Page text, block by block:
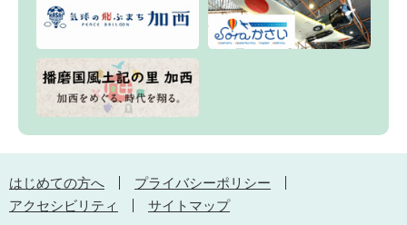
はじめての方へ
プライバシーポリシー
アクセシビリティ
サイトマップ